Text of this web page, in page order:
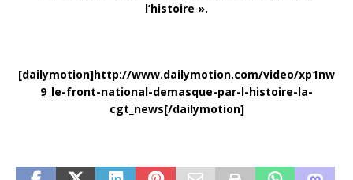
l’histoire ».
[dailymotion]http://www.dailymotion.com/video/xp1nw
9_le-front-national-demasque-par-l-histoire-la-
cgt_news[/dailymotion]